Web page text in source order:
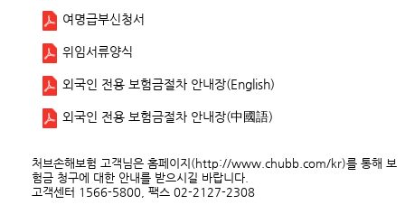
여명급부신청서
위임서류양식
외국인 전용 보험금절차 안내장(English)
외국인 전용 보험금절차 안내장(中國語)
처브손해보험 고객님은 홈페이지(http://www.chubb.com/kr)를 통해 보
험금 청구에 대한 안내를 받으시길 바랍니다.
고객센터 1566-5800, 팩스 02-2127-2308